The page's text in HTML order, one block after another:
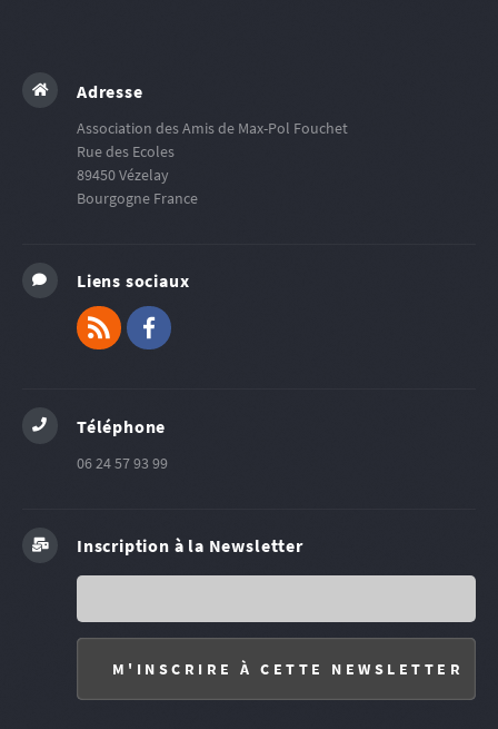
Adresse
Association des Amis de Max-Pol Fouchet
Rue des Ecoles
89450Vézelay
Bourgogne France
Liens sociaux
Téléphone
06 24 57 93 99
Inscription à la Newsletter